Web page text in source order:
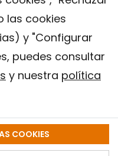
las cookies
y "Configurar
puedes consultar
y nuestra política
COOKIES
2018.